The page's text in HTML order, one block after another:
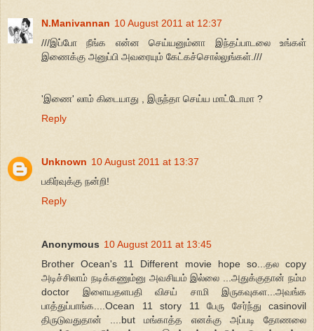
N.Manivannan 10 August 2011 at 12:37
///இப்போ நீங்க என்ன செய்யனும்னா இந்தப்பாடலை உங்கள்
இணைக்கு அனுப்பி அவரையும் கேட்கச்சொல்லுங்கள்.///
'இணை' லாம் கிடையாது , இருந்தா செய்ய மாட்டோமா ?
Reply
Unknown 10 August 2011 at 13:37
பகிர்வுக்கு நன்றி!
Reply
Anonymous 10 August 2011 at 13:45
Brother Ocean's 11 Different movie hope so...தல copy
அடிச்சிலாம் நடிக்கணும்னு அவசியம் இல்லை ...அதுக்குதான் நம்ம
doctor இளையதளபதி விசய் சாமி இருகவுகள...அவங்க
பாத்துப்பாங்க....Ocean 11 story 11 பேரு சேர்ந்து casinovil
திருடுவதுதான் ....but மங்காத்த எனக்கு அப்படி தோணலை